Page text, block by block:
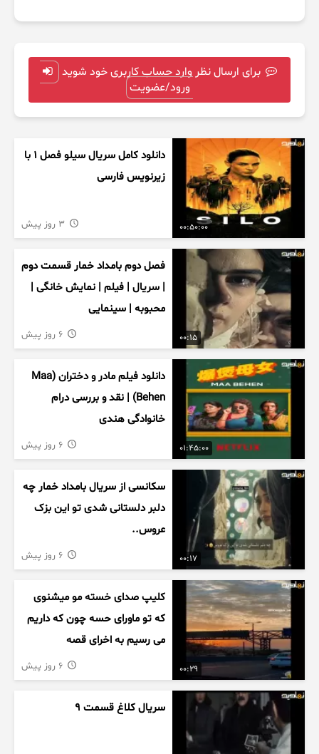
برای ارسال نظر وارد حساب کاربری خود شوید
ورود/عضویت
00:50:00
دانلود کامل سریال سیلو فصل ۱ با
زیرنویس فارسی
00:15
فصل دوم بامداد خمار قسمت دوم
| سریال | فیلم | نمایش خانگی |
محبوبه | سینمایی
01:45:00
دانلود فیلم مادر و دختران (Maa
Behen) | نقد و بررسی درام
خانوادگی هندی
00:17
سکانسی از سریال بامداد خمار چه
دلبر دلستانی شدی تو این بزک
عروس..
00:29
کلیپ صدای خسته مو میشنوی
که تو ماورای حسه چون که داریم
می رسیم به اخرای قصه
سریال کلاغ قسمت 9